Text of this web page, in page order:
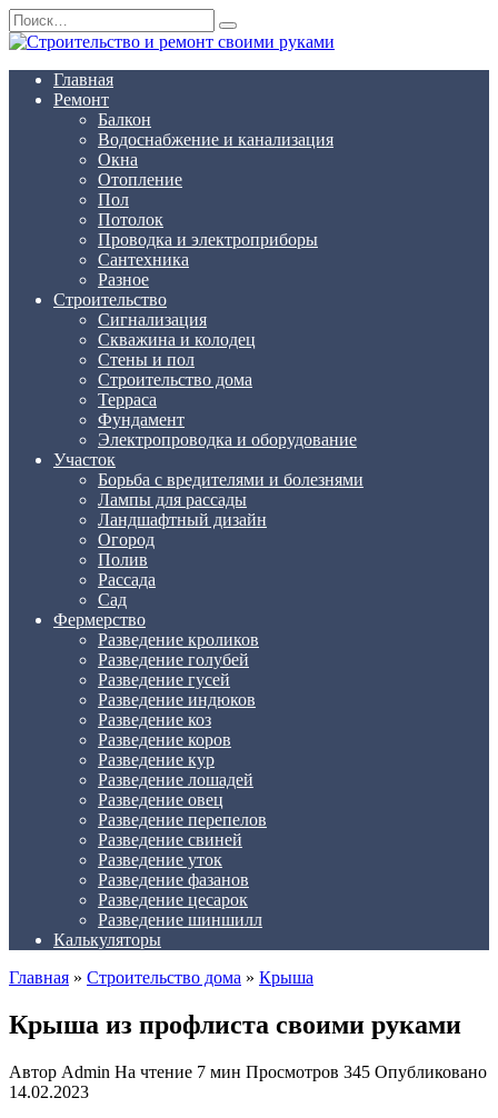
Перейти
к
содержанию
Search
for:
Главная
Ремонт
Балкон
Водоснабжение и канализация
Окна
Отопление
Пол
Потолок
Проводка и электроприборы
Сантехника
Разное
Строительство
Сигнализация
Скважина и колодец
Стены и пол
Строительство дома
Терраса
Фундамент
Электропроводка и оборудование
Участок
Борьба с вредителями и болезнями
Лампы для рассады
Ландшафтный дизайн
Огород
Полив
Рассада
Сад
Фермерство
Разведение кроликов
Разведение голубей
Разведение гусей
Разведение индюков
Разведение коз
Разведение коров
Разведение кур
Разведение лошадей
Разведение овец
Разведение перепелов
Разведение свиней
Разведение уток
Разведение фазанов
Разведение цесарок
Разведение шиншилл
Калькуляторы
Главная » Строительство дома » Крыша
Крыша из профлиста своими руками
Автор Admin На чтение 7 мин Просмотров 345 Опубликовано
14.02.2023